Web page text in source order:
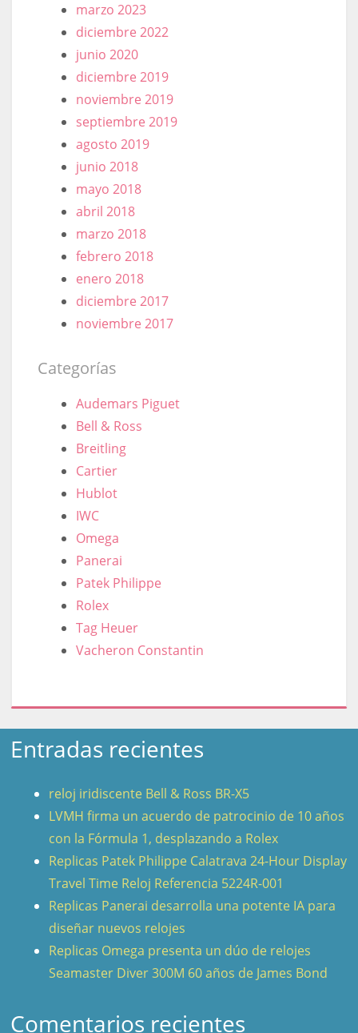
marzo 2023
diciembre 2022
junio 2020
diciembre 2019
noviembre 2019
septiembre 2019
agosto 2019
junio 2018
mayo 2018
abril 2018
marzo 2018
febrero 2018
enero 2018
diciembre 2017
noviembre 2017
Categorías
Audemars Piguet
Bell & Ross
Breitling
Cartier
Hublot
IWC
Omega
Panerai
Patek Philippe
Rolex
Tag Heuer
Vacheron Constantin
Entradas recientes
reloj iridiscente Bell & Ross BR-X5
LVMH firma un acuerdo de patrocinio de 10 años
con la Fórmula 1, desplazando a Rolex
Replicas Patek Philippe Calatrava 24-Hour Display
Travel Time Reloj Referencia 5224R-001
Replicas Panerai desarrolla una potente IA para
diseñar nuevos relojes
Replicas Omega presenta un dúo de relojes
Seamaster Diver 300M 60 años de James Bond
Comentarios recientes